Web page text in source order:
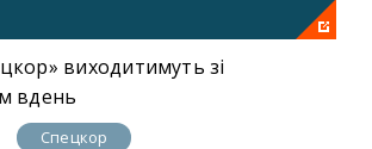
виходитимуть зі
вдень
Спецкор